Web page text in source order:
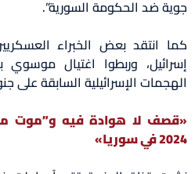
جوية ضد الحكومة السورية”.
كما انتقد بعض الخبراء
إسرائيل، وربطوا اغتيال
الهجمات الإسرائيلية السابقة على
«قصف لا هوادة فيه و”موت
2024 في سوريا»